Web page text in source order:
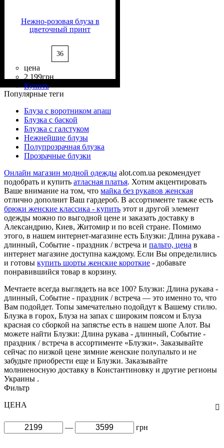
Нежно-розовая блуза в
цветочный принт
36
цена
2 199грн
Купить
Состав ткани
Вискоза
Крой: прямой
Длина: классическая
Длина рукава
Стиль: casual
Популярные теги
Блуза с воротником апаш
Блузка с баской
Блузка с галстуком
Нежнейшие блузы
Полупрозрачная блузка
Прозрачные блузки
Онлайн магазин модной одежды alot.com.ua рекомендует
подобрать и купить атласная платья. Хотим акцентировать
Ваше внимание на том, что майка без рукавов женская
отлично дополнит Ваш гардероб. В ассортименте также есть
брюки женские классика - купить этот и другой элемент
одежды можно по выгодной цене и заказать доставку в
Александрию, Киев, Житомир и по всей стране. Помимо
этого, в нашем интернет-магазине есть Блузки: Длина рукава -
длинный, Событие - праздник / встреча и пальто, цена в
интернет магазине доступна каждому. Если Вы определились
и готовы купить шорты женские короткие - добавьте
понравившийся товар в корзину.
Мечтаете всегда выглядеть на все 100? Блузки: Длина рукава -
длинный, Событие - праздник / встреча — это именно то, что
Вам подойдет. Топы замечательно подойдут к Вашему стилю.
Блузка в горох, Блуза на запах с широким поясом и Блуза
красная со сборкой на запястье есть в нашем шопе Алот. Вы
можете найти Блузки: Длина рукава - длинный, Событие -
праздник / встреча в ассортименте «Блузки». Заказывайте
сейчас по низкой цене зимние женские полупальто и не
забудьте приобрести еще и Блузки. Заказывайте
молниеносную доставку в Константиновку и другие регионы
Украины .
Фильтр
ЦЕНА
— грн